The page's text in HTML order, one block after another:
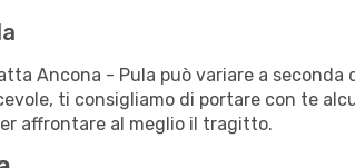
Ancona - Pula può variare a
ti consigliamo di portare con te
affrontare al meglio il tragitto.